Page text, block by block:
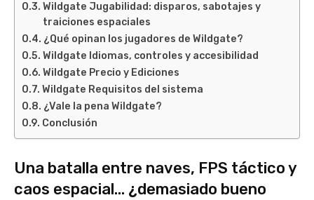
Wildgate Jugabilidad: disparos, sabotajes y
traiciones espaciales
¿Qué opinan los jugadores de Wildgate?
Wildgate Idiomas, controles y accesibilidad
Wildgate Precio y Ediciones
Wildgate Requisitos del sistema
¿Vale la pena Wildgate?
Conclusión
Una batalla entre naves, FPS táctico y
caos espacial… ¿demasiado bueno